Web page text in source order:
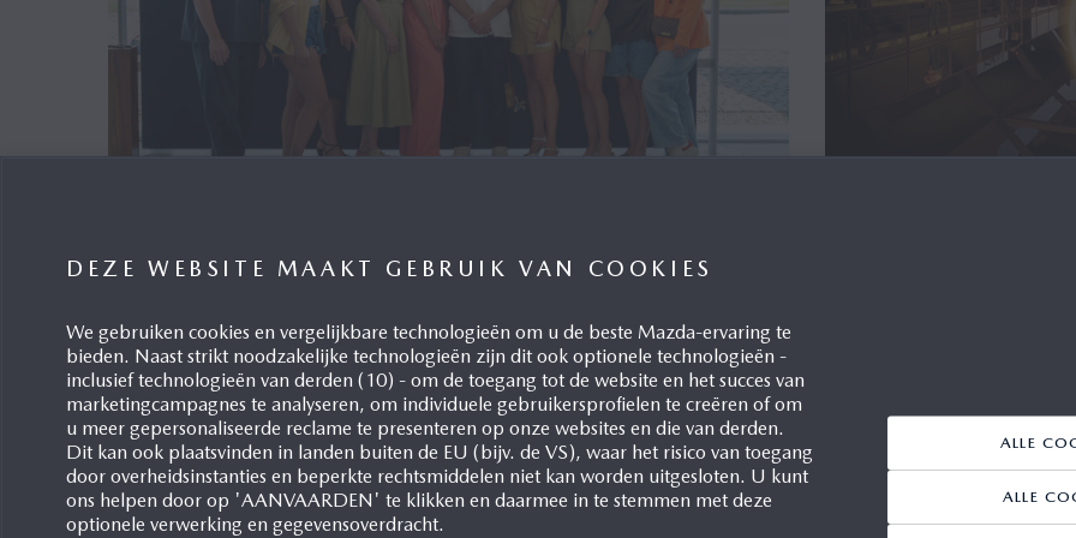
STARSKY DEEL 2
Willebroek, 07/07/2026
Na een eerste vloot van 30 wagens begin dit jaar, werd op 3 juli een tweede batch
van 31 Mazda6e geleverd aan STARSKY, het grootste Celebrity Influencer Agency
in België. Zo zorgt STARSKY ervoor dat een zestigtal influencers en bekende
persoonlijkheden de overstap zullen gemaakt hebben naar 100% elektrisch
werelds meest inspirerende
en ambachten brengt. Het
Foundation for Creativity
DEZE WEBSITE MAAKT GEBRUIK VAN COOKIES
We gebruiken cookies en vergelijkbare technologieën om u de beste Mazda-ervaring te
bieden. Naast strikt noodzakelijke technologieën zijn dit ook optionele technologieën -
inclusief technologieën van derden (10) - om de toegang tot de website en het succes van
marketingcampagnes te analyseren, om individuele gebruikersprofielen te creëren of om
u meer gepersonaliseerde reclame te presenteren op onze websites en die van derden.
Dit kan ook plaatsvinden in landen buiten de EU (bijv. de VS), waar het risico van toegang
door overheidsinstanties en beperkte rechtsmiddelen niet kan worden uitgesloten. U kunt
ons helpen door op 'AANVAARDEN' te klikken en daarmee in te stemmen met deze
optionele verwerking en gegevensoverdracht.
ALLE
ALLE